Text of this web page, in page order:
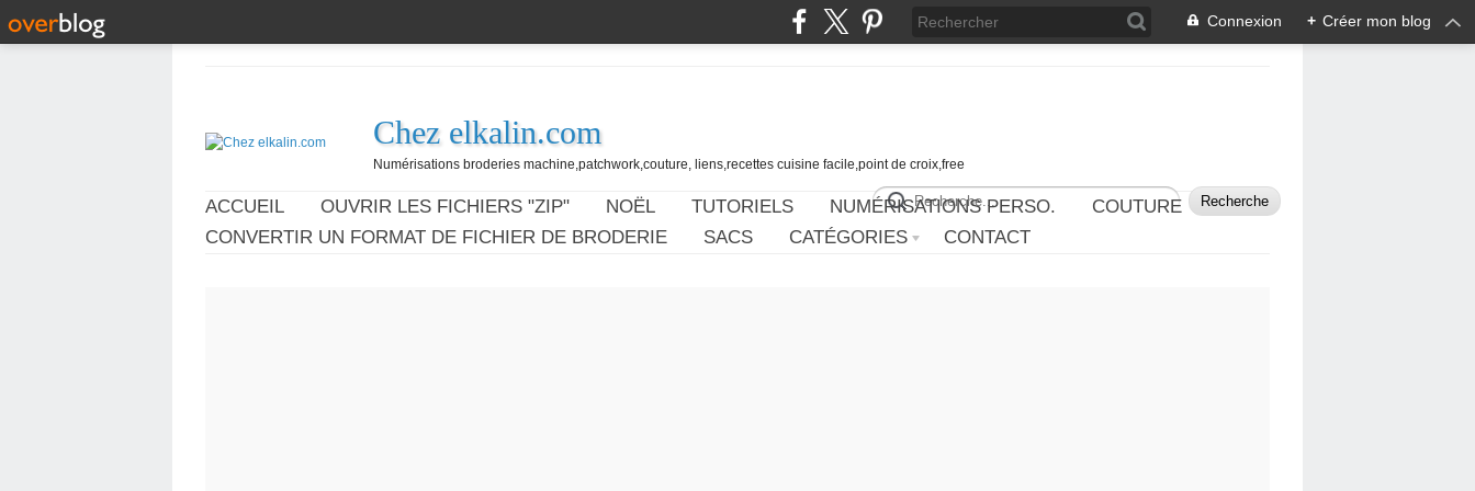
Connexion + Créer mon blog
Chez elkalin.com
Numérisations broderies machine,patchwork,couture, liens,recettes cuisine facile,point de croix,free
ACCUEIL OUVRIR LES FICHIERS "ZIP" NOËL TUTORIELS NUMÉRISATIONS PERSO.
COUTURE
CONVERTIR UN FORMAT DE FICHIER DE BRODERIE
SACS CATÉGORIES CONTACT